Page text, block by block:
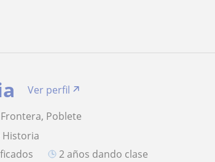
Ver perfil
Frontera, Poblete
Historia
2 años dando clase